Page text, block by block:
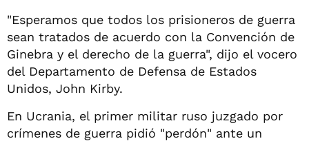
"Esperamos que todos los prisioneros de guerra
sean tratados de acuerdo con la Convención de
Ginebra y el derecho de la guerra", dijo el vocero
del Departamento de Defensa de Estados
Unidos, John Kirby.
En Ucrania, el primer militar ruso juzgado por
crímenes de guerra pidió "perdón" ante un